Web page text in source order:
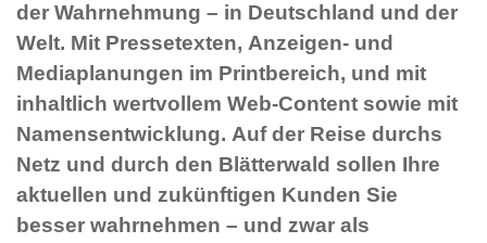
der Wahrnehmung – in Deutschland und der
Welt. Mit Pressetexten, Anzeigen- und
Mediaplanungen im Printbereich, und mit
inhaltlich wertvollem Web-Content sowie mit
Namensentwicklung. Auf der Reise durchs
Netz und durch den Blätterwald sollen Ihre
aktuellen und zukünftigen Kunden Sie
besser wahrnehmen – und zwar als